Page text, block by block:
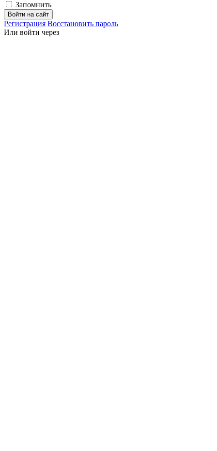
Запомнить
Войти на сайт
Регистрация Восстановить пароль
Или войти через